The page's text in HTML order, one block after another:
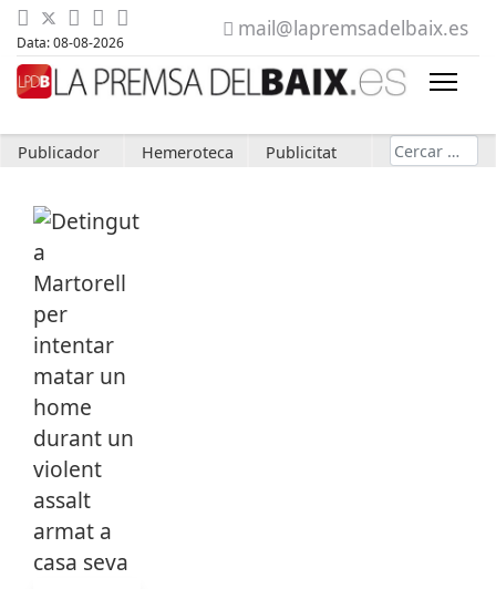
Data: 08-08-2026
mail@lapremsadelbaix.es
Publicador Hemeroteca Publicitat Cerca